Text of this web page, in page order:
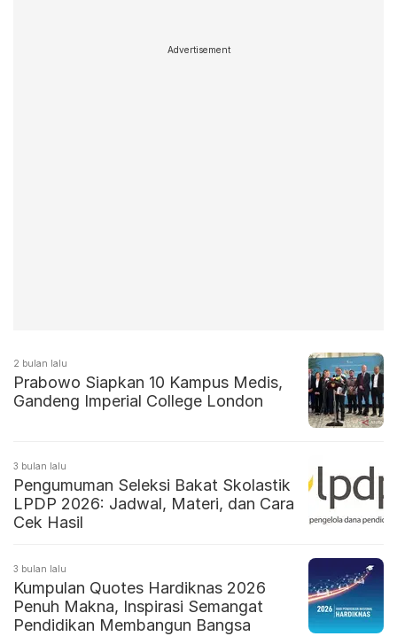
Advertisement
2 bulan lalu
Prabowo Siapkan 10 Kampus Medis,
Gandeng Imperial College London
3 bulan lalu
Pengumuman Seleksi Bakat Skolastik
LPDP 2026: Jadwal, Materi, dan Cara
Cek Hasil
3 bulan lalu
Kumpulan Quotes Hardiknas 2026
Penuh Makna, Inspirasi Semangat
Pendidikan Membangun Bangsa